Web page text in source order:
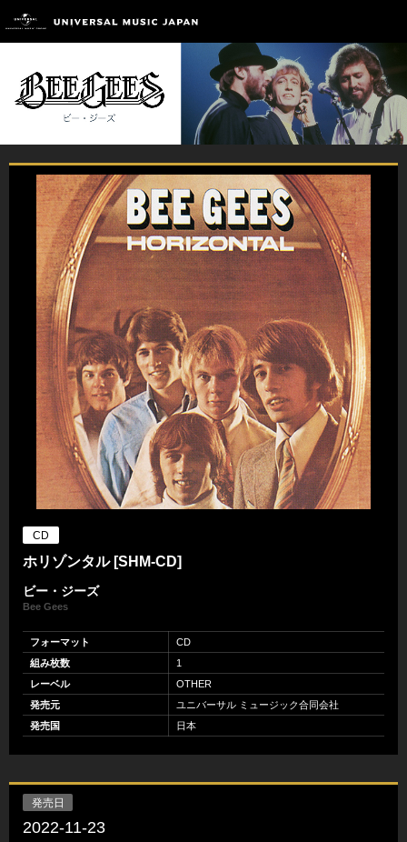
CD
ホリゾンタル [SHM-CD]
ビー・ジーズ
Bee Gees
フォーマット
CD
組み枚数
1
レーベル
OTHER
発売元
ユニバーサル ミュージック合同会社
発売国
日本
発売日
2022-11-23